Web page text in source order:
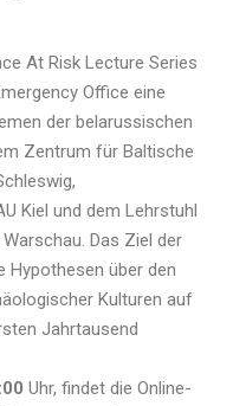
At Risk Lecture Series
Office eine
der belarussischen
Zentrum für Baltische
Kiel und dem Lehrstuhl
Das Ziel der
Hypothesen über den
Kulturen auf
Jahrtausend
Uhr, findet die Online-